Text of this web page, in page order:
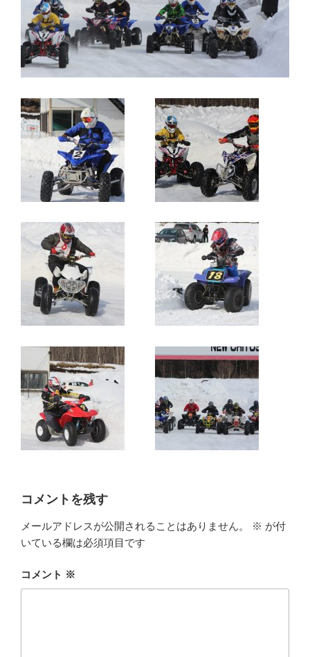
コメントを残す
メールアドレスが公開されることはありません。 ※ が付
いている欄は必須項目です
コメント ※